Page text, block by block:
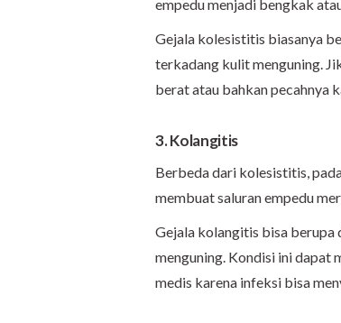
empedu menjadi bengkak
Gejala kolesistitis biasanya
terkadang kulit menguning.
berat atau bahkan pecahnya
3. Kolangitis
Berbeda dari kolesistitis,
membuat saluran empedu
Gejala kolangitis bisa berupa
menguning. Kondisi ini dapat
medis karena infeksi bisa